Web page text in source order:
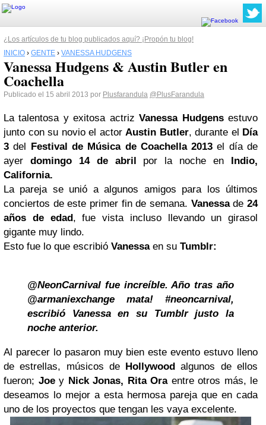
¿Los artículos de tu blog publicados aquí? ¡Propón tu blog!
INICIO › GENTE › VANESSA HUDGENS
Vanessa Hudgens & Austin Butler en
Coachella
Publicado el 15 abril 2013 por Plusfarandula @PlusFarandula
La talentosa y exitosa actrizVanessa Hudgensestuvo
junto con su novio el actor Austin Butler, durante el Día
3 del Festival de Música de Coachella 2013 el día de
ayer domingo 14 de abril por la noche en Indio,
California.
La pareja se unió a algunos amigos para los últimos
conciertos de este primer fin de semana. Vanessade24
años de edad, fue vista incluso llevando un girasol
gigante muy lindo.
Esto fue lo que escribió Vanessaen su Tumblr:
@NeonCarnival fue increíble. Año tras año
@armaniexchange mata! #neoncarnival,
escribió Vanessa en su Tumblr justo la
noche anterior.
Al parecer lo pasaron muy bien este evento estuvo lleno
de estrellas, músicos de Hollywood algunos de ellos
fueron; Joey Nick Jonas, Rita Oraentre otros más, le
deseamos lo mejor a esta hermosa pareja que en cada
uno de los proyectos que tengan les vaya excelente.